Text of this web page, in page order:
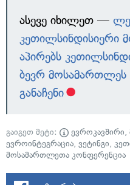
ასევე იხილეთ —
კეთილსინდისიერი
აპირებს
ბევრ მოსამართლეს
განაჩენი
გაიგეთ მეტი: ევროკავშირი,
ევროინტეგრაცია, ვეტინგი,
მოსამართლეთა კონფერენცია